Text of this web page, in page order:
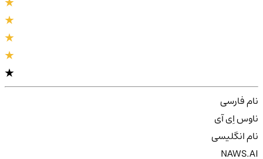
نام فارسی
ناوس اِی آی
نام انگلیسی
NAWS.AI